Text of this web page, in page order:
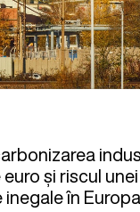
și riscul unei
în Europa